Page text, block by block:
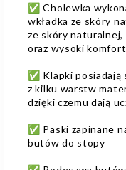
✅ Cholewka
wkładka ze skóry
ze skóry naturalnej,
oraz wysoki
✅ Klapki posiadają
z kilku warstw
dzięki czemu dają
✅ Paski zapinane
butów do stopy